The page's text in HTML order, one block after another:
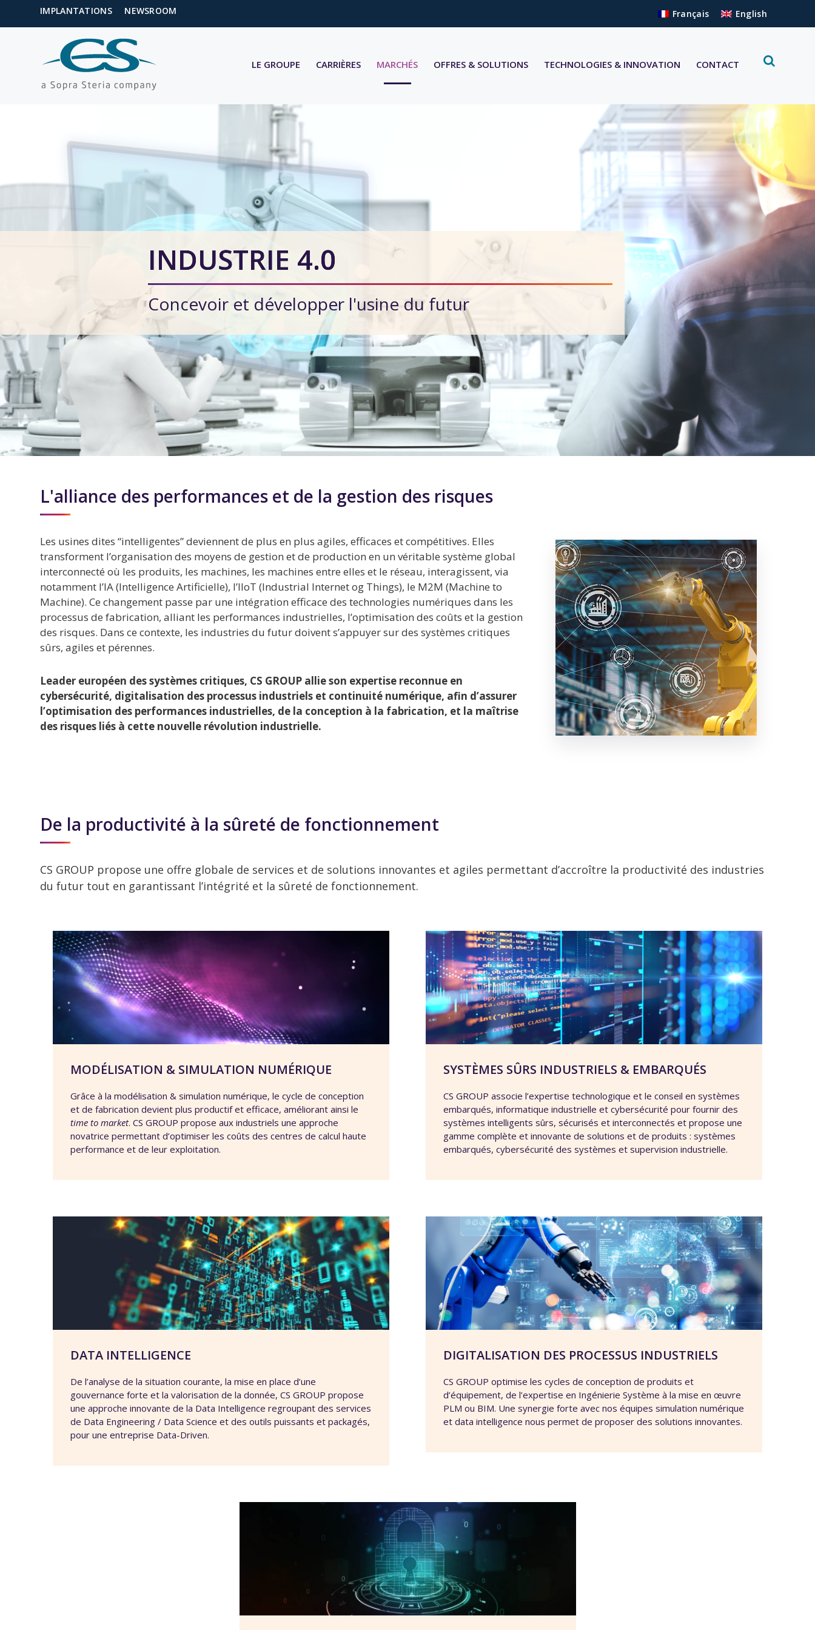
IMPLANTATIONS NEWSROOM Français English
LE GROUPE CARRIÈRES MARCHÉS OFFRES & SOLUTIONS TECHNOLOGIES & INNOVATION CONTACT
INDUSTRIE 4.0
Concevoir et développer l'usine du futur
L'alliance des performances et de la gestion des risques
Les usines dites “intelligentes” deviennent de plus en plus agiles, efficaces et compétitives. Elles
transforment l’organisation des moyens de gestion et de production en un véritable système global
interconnecté où les produits, les machines, les machines entre elles et le réseau, interagissent, via
notamment l’IA (Intelligence Artificielle), l’IIoT (Industrial Internet og Things), le M2M (Machine to
Machine). Ce changement passe par une intégration efficace des technologies numériques dans les
processus de fabrication, alliant les performances industrielles, l’optimisation des coûts et la gestion
des risques. Dans ce contexte, les industries du futur doivent s’appuyer sur des systèmes critiques
sûrs, agiles et pérennes.
Leader européen des systèmes critiques, CS GROUP allie son expertise reconnue en
cybersécurité, digitalisation des processus industriels et continuité numérique, afin d’assurer
l’optimisation des performances industrielles, de la conception à la fabrication, et la maîtrise
des risques liés à cette nouvelle révolution industrielle.
De la productivité à la sûreté de fonctionnement
CS GROUP propose une offre globale de services et de solutions innovantes et agiles permettant d’accroître la productivité des industries
du futur tout en garantissant l’intégrité et la sûreté de fonctionnement.
MODÉLISATION & SIMULATION NUMÉRIQUE
Grâce à la modélisation & simulation numérique, le cycle de conception
et de fabrication devient plus productif et efficace, améliorant ainsi le
time to market. CS GROUP propose aux industriels une approche
novatrice permettant d’optimiser les coûts des centres de calcul haute
performance et de leur exploitation.
SYSTÈMES SÛRS INDUSTRIELS & EMBARQUÉS
CS GROUP associe l’expertise technologique et le conseil en systèmes
embarqués, informatique industrielle et cybersécurité pour fournir des
systèmes intelligents sûrs, sécurisés et interconnectés et propose une
gamme complète et innovante de solutions et de produits : systèmes
embarqués, cybersécurité des systèmes et supervision industrielle.
DATA INTELLIGENCE
De l’analyse de la situation courante, la mise en place d’une
gouvernance forte et la valorisation de la donnée, CS GROUP propose
une approche innovante de la Data Intelligence regroupant des services
de Data Engineering / Data Science et des outils puissants et packagés,
pour une entreprise Data-Driven.
DIGITALISATION DES PROCESSUS INDUSTRIELS
CS GROUP optimise les cycles de conception de produits et
d’équipement, de l’expertise en Ingénierie Système à la mise en œuvre
PLM ou BIM. Une synergie forte avec nos équipes simulation numérique
et data intelligence nous permet de proposer des solutions innovantes.